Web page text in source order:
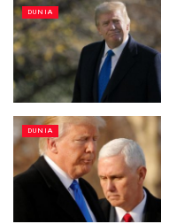
DUNIA
DUNIA